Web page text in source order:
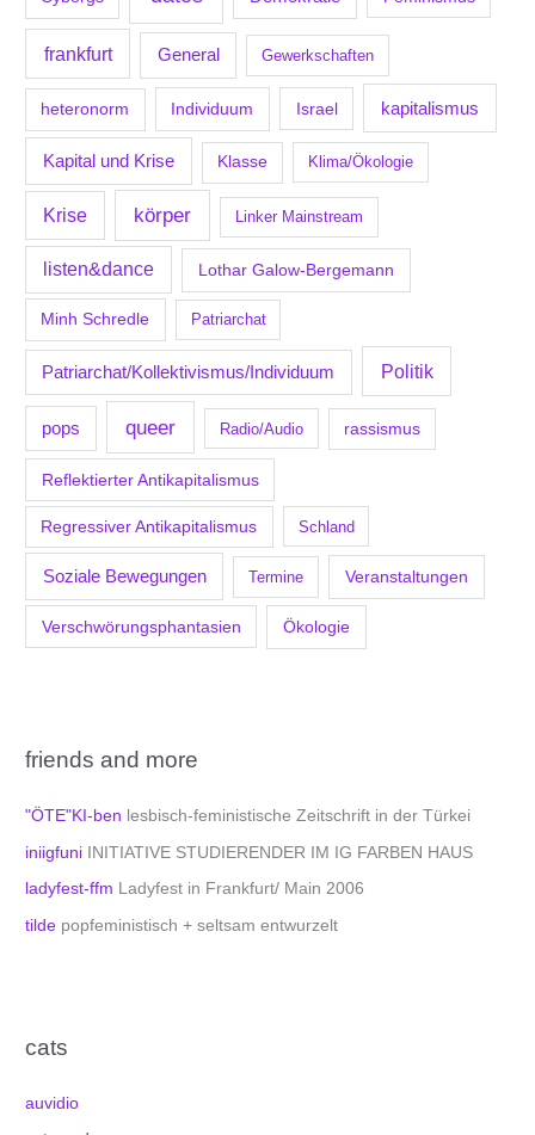
frankfurt General Gewerkschaften
heteronorm Individuum Israel kapitalismus
Kapital und Krise Klasse Klima/Ökologie
Krise körper Linker Mainstream
listen&dance Lothar Galow-Bergemann
Minh Schredle Patriarchat
Patriarchat/Kollektivismus/Individuum Politik
pops queer Radio/Audio rassismus
Reflektierter Antikapitalismus
Regressiver Antikapitalismus Schland
Soziale Bewegungen Termine Veranstaltungen
Verschwörungsphantasien Ökologie
friends and more
"ÖTE"KI-ben lesbisch-feministische Zeitschrift in der Türkei
iniigfuni INITIATIVE STUDIERENDER IM IG FARBEN HAUS
ladyfest-ffm Ladyfest in Frankfurt/ Main 2006
tilde popfeministisch + seltsam entwurzelt
cats
auvidio